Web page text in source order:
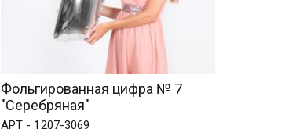
Фольгированная цифра № 7
"Серебряная"
АРТ - 1207-3069